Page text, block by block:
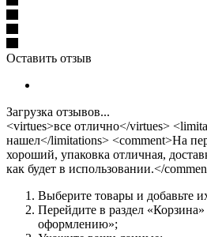
Оставить отзыв
Загрузка отзывов...
<virtues>все отлично</virtues>
нашел</limitations> <comment>На
хороший, упаковка отличная,
как будет в использовании.</
Выберите товары и добавьте
Перейдите в раздел
оформлению»;